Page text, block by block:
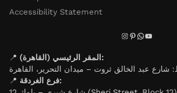
Accessibility Statement
📍
المقر الرئيسي (القاهرة):
📍
فرع الغردقة: